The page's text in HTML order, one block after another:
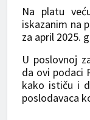
Na platu
iskazanim na
za april 2025.
U poslovnoj
da ovi podaci
kako ističu i
poslodavaca